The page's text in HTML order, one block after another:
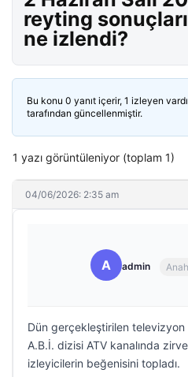
reyting
ne izlendi?
Bu konu 0 yanıt içerir, 1 izleyen
tarafından güncellenmiştir.
1 yazı görüntüleniyor (toplam 1)
04/06/2026: 2:35 am
A admin
Dün gerçekleştirilen televizyon
A.B.İ. dizisi ATV kanalında
izleyicilerin beğenisini topladı.